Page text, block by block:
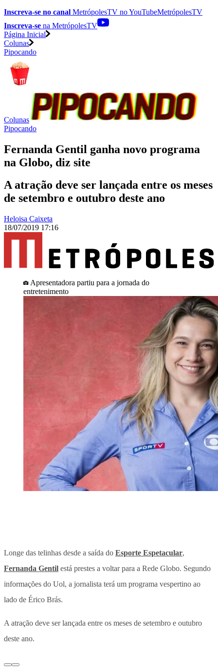
Inscreva-se no canal MetrópolesTV noYouTubeMetrópolesTV
Inscreva-se na MetrópolesTV
Página Inicial
Colunas
Pipocando
Colunas
Pipocando
Fernanda Gentil ganha novo programa
na Globo, diz site
A atração deve ser lançada entre os meses
de setembro e outubro deste ano
Heloisa Caixeta
18/07/2019 17:16
Apresentadora partiu para a jornada do
entretenimento
Longe das telinhas desde a saída do Esporte Espetacular,
Fernanda Gentil está prestes a voltar para a Rede Globo. Segundo
informações do Uol, a jornalista terá um programa vespertino ao
lado de Érico Brás.
A atração deve ser lançada entre os meses de setembro e outubro
deste ano.